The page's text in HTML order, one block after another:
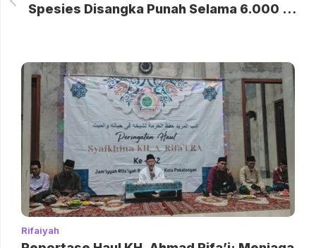
Spesies Disangka Punah Selama 6.000 Tahun Ditemukan di Papua Nugini
Rifaiyah